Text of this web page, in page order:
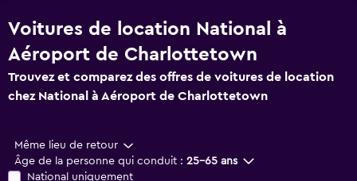
Voitures de location National à
Aéroport de Charlottetown
Trouvez et comparez des offres de voitures de location
chez National à Aéroport de Charlottetown
Même lieu de retour
Âge de la personne qui conduit : 25-65 ans
National uniquement